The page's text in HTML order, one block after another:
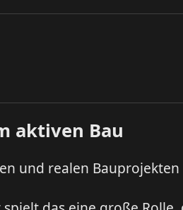
aktiven Bau
und realen